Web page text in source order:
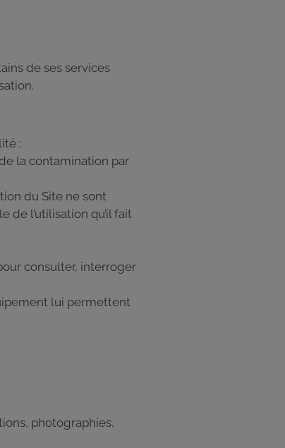
de ses services
;
la contamination par
du Site ne sont
de l’utilisation qu’il fait
consulter, interroger
lui permettent
photographies,